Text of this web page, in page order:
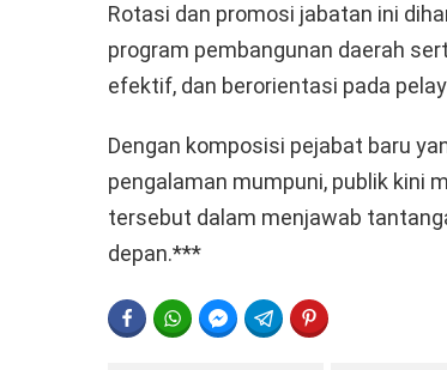
Rotasi dan promosi jabatan ini
program pembangunan daerah
efektif, dan berorientasi pada
Dengan komposisi pejabat baru
pengalaman mumpuni, publik kini
tersebut dalam menjawab
depan.***
FACEBOOKWHATSAPPFACEBOOK MESSENGER
TELEGRAM